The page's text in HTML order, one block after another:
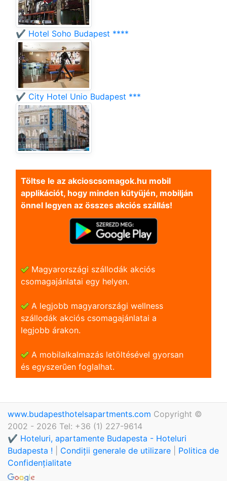
✔️ Hotel Soho Budapest ****
✔️ City Hotel Unio Budapest ***
Töltse le az akcioscsomagok.hu mobil
applikációt, hogy minden kütyüjén, mobilján
önnel legyen az összes akciós szállás!
Magyarországi szállodák akciós
csomagajánlatai egy helyen.
A legjobb magyarországi wellness
szállodák akciós csomagajánlatai a
legjobb árakon.
A mobilalkalmazás letöltésével gyorsan
és egyszerũen foglalhat.
www.budapesthotelsapartments.com Copyright ©
2002 - 2026 Tel: +36 (1) 227-9614
✔️ Hoteluri, apartamente Budapesta - Hoteluri
Budapesta !
Condiții generale de utilizare
Politica de
Confidențialitate